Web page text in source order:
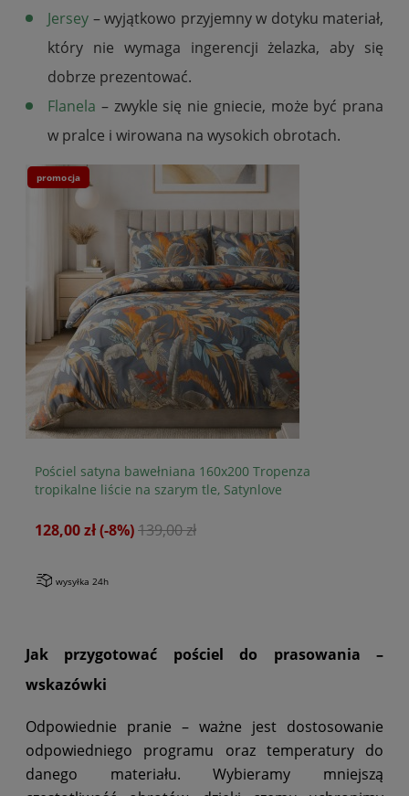
Jersey – wyjątkowo przyjemny w dotyku materiał,
który nie wymaga ingerencji żelazka, aby się
dobrze prezentować.
Flanela – zwykle się nie gniecie, może być prana
w pralce i wirowana na wysokich obrotach.
Pościel satyna bawełniana 160x200 Tropenza
tropikalne liście na szarym tle, Satynlove
128,00 zł(-8%)139,00 zł
promocja
wysyłka 24h
Jak przygotować pościel do prasowania –
wskazówki
Odpowiednie pranie – ważne jest dostosowanie
odpowiedniego programu oraz temperatury do
danego materiału. Wybieramy mniejszą